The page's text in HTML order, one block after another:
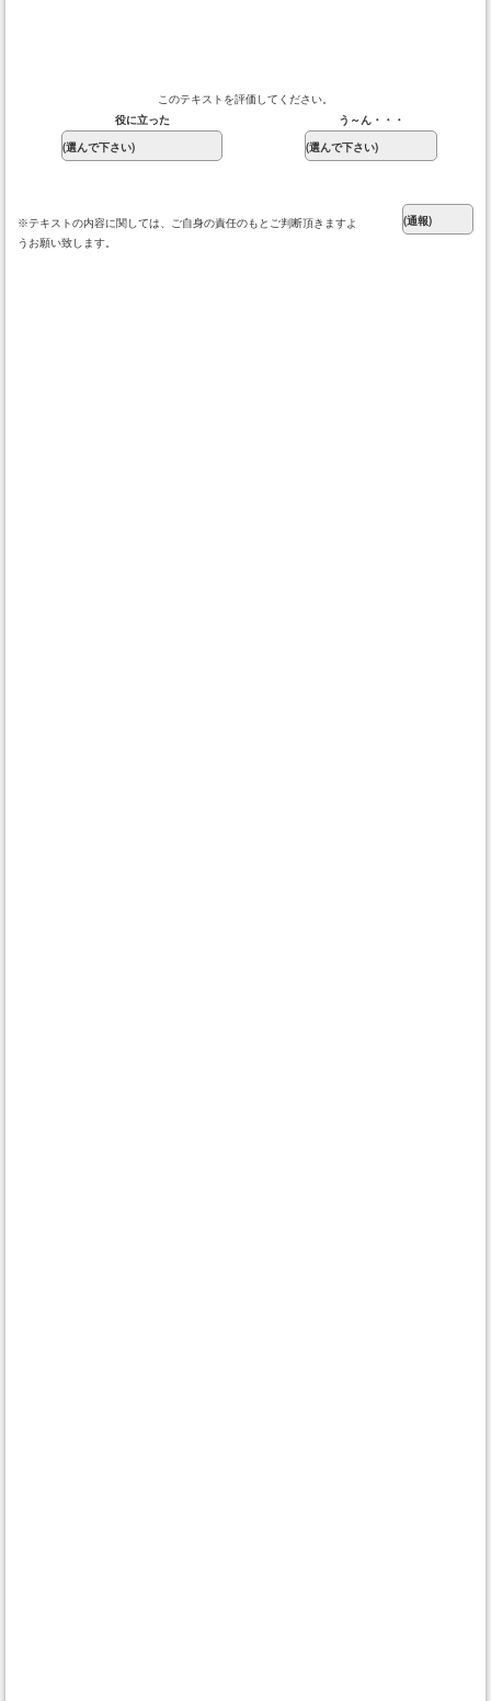
このテキストを評価してください。
役に立った
う～ん・・・
※テキストの内容に関しては、ご自身の責任のもとご判断頂きますよ
うお願い致します。